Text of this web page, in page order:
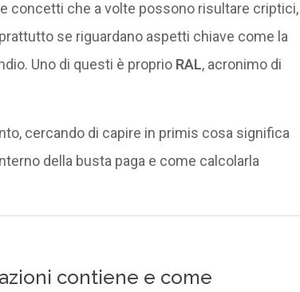
concetti che a volte possono risultare criptici,
se riguardano aspetti chiave come la
Uno di questi è proprio RAL, acronimo di
cercando di capire in primis cosa significa
della busta paga e come calcolarla